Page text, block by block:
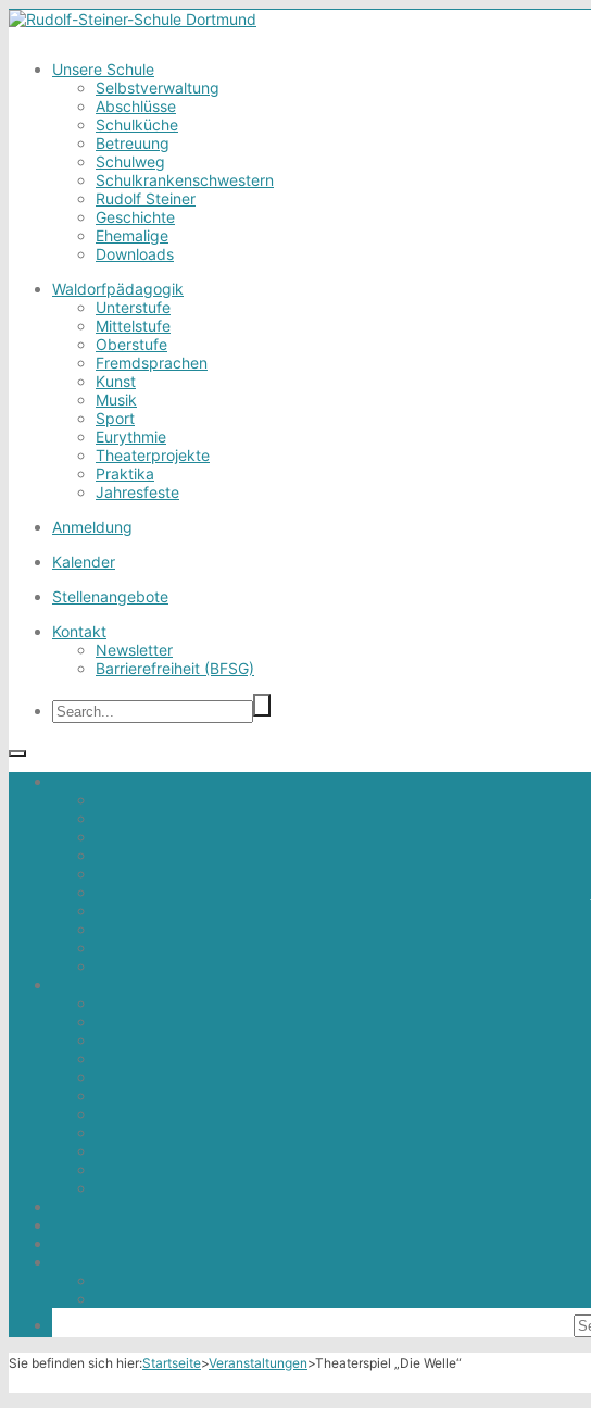
Unsere Schule
Selbstverwaltung
Abschlüsse
Schulküche
Betreuung
Schulweg
Schulkrankenschwestern
Rudolf Steiner
Geschichte
Ehemalige
Downloads
Waldorfpädagogik
Unterstufe
Mittelstufe
Oberstufe
Fremdsprachen
Kunst
Musik
Sport
Eurythmie
Theaterprojekte
Praktika
Jahresfeste
Anmeldung
Kalender
Stellenangebote
Kontakt
Newsletter
Barrierefreiheit (BFSG)
Sie befinden sich hier:Startseite>Veranstaltungen>Theaterspiel „Die Welle“